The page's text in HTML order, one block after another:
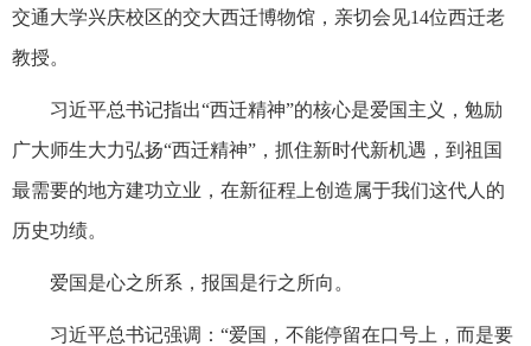
交通大学兴庆校区的交大西迁博物馆，亲切会见14位西迁老
教授。
习近平总书记指出“西迁精神”的核心是爱国主义，勉励
广大师生大力弘扬“西迁精神”，抓住新时代新机遇，到祖国
最需要的地方建功立业，在新征程上创造属于我们这代人的
历史功绩。
爱国是心之所系，报国是行之所向。
习近平总书记强调：“爱国，不能停留在口号上，而是要